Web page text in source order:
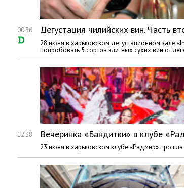
00:36 Дегустация чилийских вин. Часть
28 июня в харьковском дегустационном зале
попробовать 5 сортов элитных сухих вин от
12:38 Вечеринка «Бандитки» в клубе
23 июня в харьковском клубе «Радмир» прошла